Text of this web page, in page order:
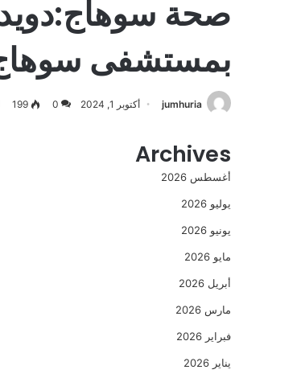
صحة
بمستشفى سوهاج
jumhuria أكتوبر 1, 2024 0
199
Archives
أغسطس 2026
يوليو 2026
يونيو 2026
مايو 2026
أبريل 2026
مارس 2026
فبراير 2026
يناير 2026